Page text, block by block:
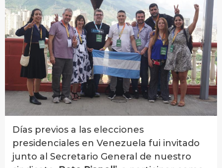
Días previos a las elecciones
presidenciales en Venezuela fui invitado
junto al Secretario General de nuestro